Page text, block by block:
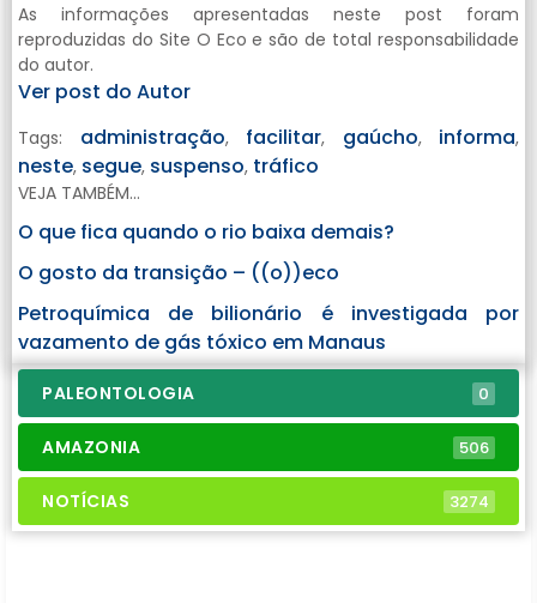
As informações apresentadas neste post foram
reproduzidas do Site O Eco e são de total responsabilidade
do autor.
Ver post do Autor
Tags: administração, facilitar, gaúcho, informa,
neste, segue, suspenso, tráfico
VEJA TAMBÉM...
O que fica quando o rio baixa demais?
O gosto da transição – ((o))eco
Petroquímica de bilionário é investigada por
vazamento de gás tóxico em Manaus
PALEONTOLOGIA 0
AMAZONIA 506
NOTÍCIAS 3274